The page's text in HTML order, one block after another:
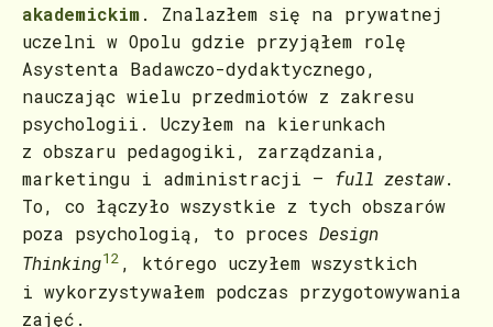
akademickim. Znalazłem się na prywatnej
uczelni w Opolu gdzie przyjąłem rolę
Asystenta Badawczo-dydaktycznego,
nauczając wielu przedmiotów z zakresu
psychologii. Uczyłem na kierunkach
z obszaru pedagogiki, zarządzania,
marketingu i administracji – full zestaw.
To, co łączyło wszystkie z tych obszarów
poza psychologią, to proces Design
Thinking12 , którego uczyłem wszystkich
i wykorzystywałem podczas przygotowywania
zajęć.